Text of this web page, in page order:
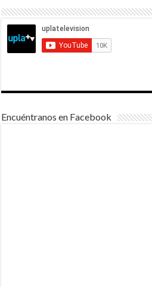
Encuéntranos en Facebook